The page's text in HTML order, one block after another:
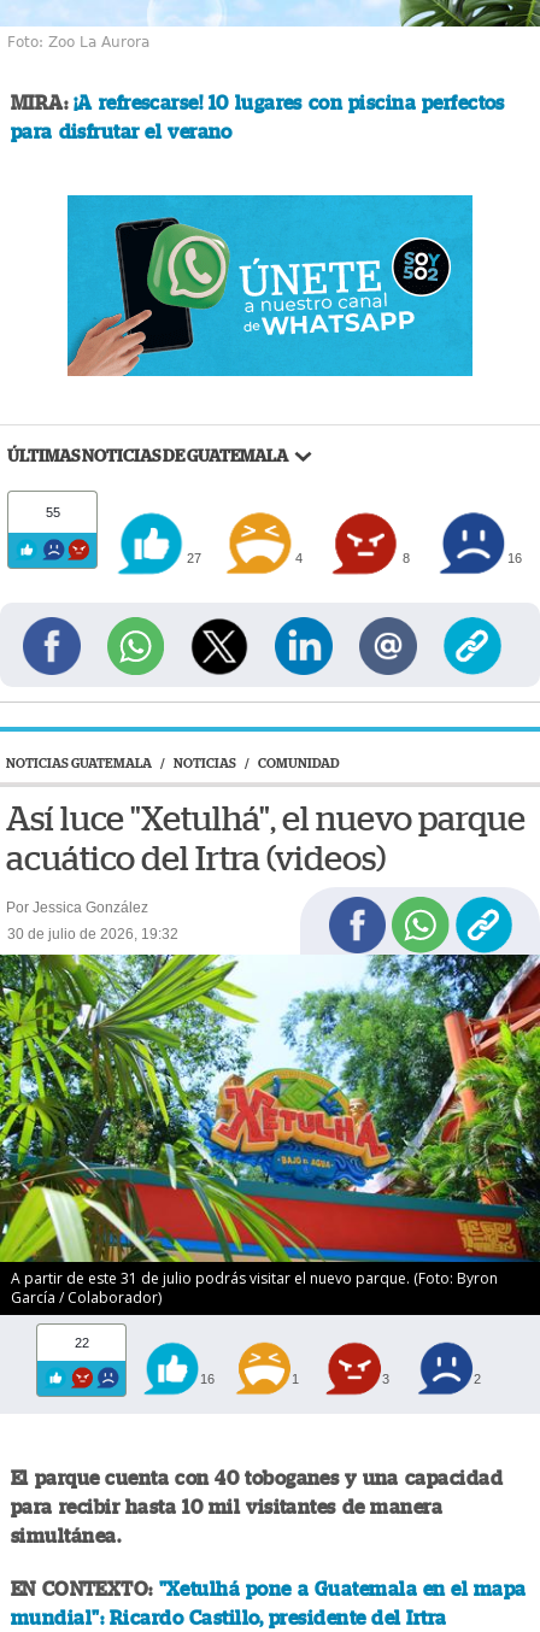
Foto: Zoo La Aurora
MIRA:¡A refrescarse! 10 lugares con piscina perfectos
para disfrutar el verano
ÚLTIMAS NOTICIAS DE GUATEMALA
55
27 4 8 16
NOTICIAS GUATEMALA / NOTICIAS / COMUNIDAD
Así luce "Xetulhá", el nuevo parque
acuático del Irtra (videos)
Por Jessica González
30 de julio de 2026, 19:32
A partir de este 31 de julio podrás visitar el nuevo parque. (Foto: Byron
García / Colaborador)
22
16 1 3 2
El parque cuenta con 40 toboganes y una capacidad
para recibir hasta 10 mil visitantes de manera
simultánea.
EN CONTEXTO: "Xetulhá pone a Guatemala en el mapa
mundial": Ricardo Castillo, presidente del Irtra